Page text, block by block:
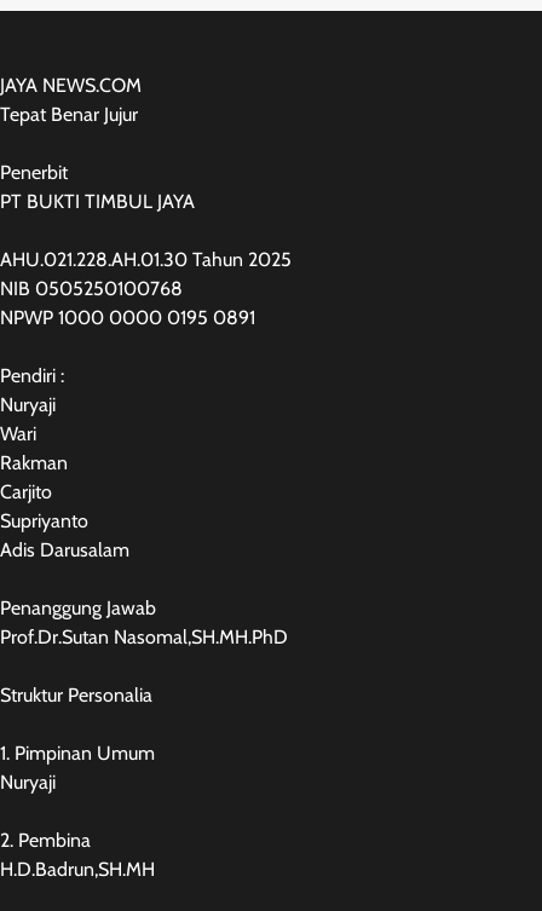
JAYA NEWS.COM
Tepat Benar Jujur
Penerbit
PT BUKTI TIMBUL JAYA
AHU.021.228.AH.01.30 Tahun 2025
NIB 0505250100768
NPWP 1000 0000 0195 0891
Pendiri :
Nuryaji
Wari
Rakman
Carjito
Supriyanto
Adis Darusalam
Penanggung Jawab
Prof.Dr.Sutan Nasomal,SH.MH.PhD
Struktur Personalia
1. Pimpinan Umum
Nuryaji
2. Pembina
H.D.Badrun,SH.MH